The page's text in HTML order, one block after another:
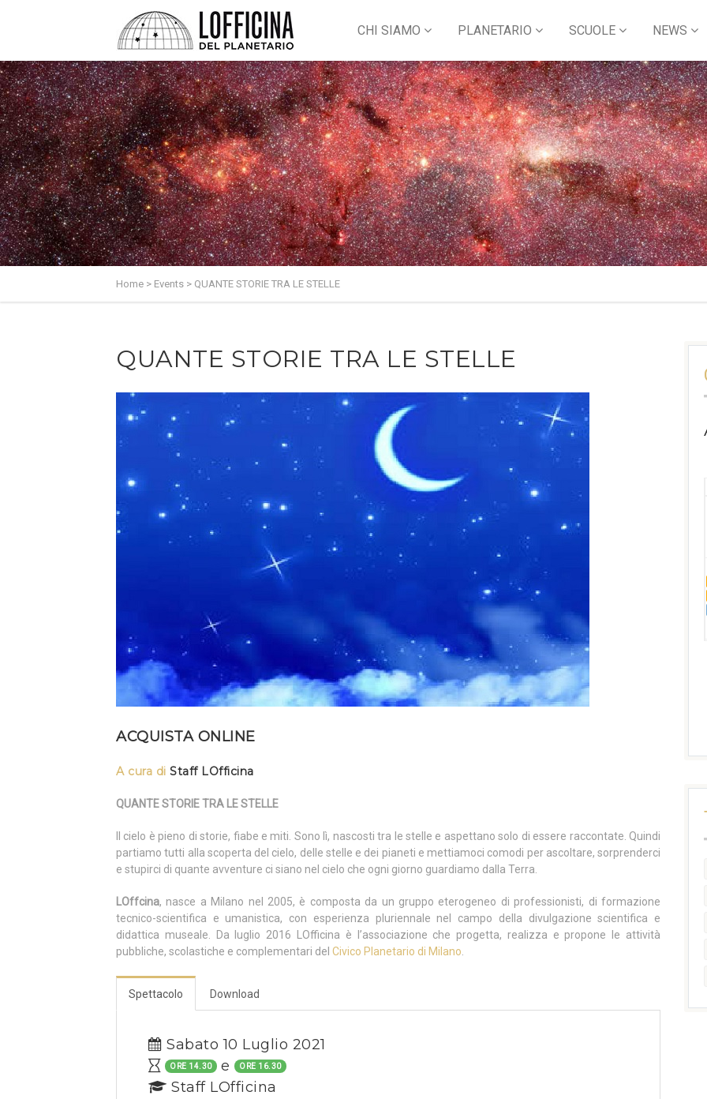
CHI SIAMO PLANETARIO SCUOLE NEWS
Home > Events > QUANTE STORIE TRA LE STELLE
QUANTE STORIE TRA LE STELLE
ACQUISTA ONLINE
A cura di Staff LOfficina
QUANTE STORIE TRA LE STELLE
Il cielo è pieno di storie, fiabe e miti. Sono lì, nascosti tra le stelle e aspettano solo di essere raccontate. Quindi
partiamo tutti alla scoperta del cielo, delle stelle e dei pianeti e mettiamoci comodi per ascoltare, sorprenderci
e stupirci di quante avventure ci siano nel cielo che ogni giorno guardiamo dalla Terra.
LOffcina, nasce a Milano nel 2005, è composta da un gruppo eterogeneo di professionisti, di formazione
tecnico-scientifica e umanistica, con esperienza pluriennale nel campo della divulgazione scientifica e
didattica museale. Da luglio 2016 LOfficina è l’associazione che progetta, realizza e propone le attività
pubbliche, scolastiche e complementari del Civico Planetario di Milano
Spettacolo Download
Sabato 10 Luglio 2021
ORE 14.30 e ORE 16.30
Staff LOfficina